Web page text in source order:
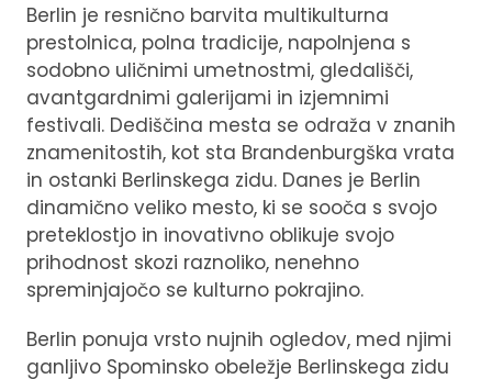
Berlin je resnično barvita multikulturna
prestolnica, polna tradicije, napolnjena s
sodobno uličnimi umetnostmi, gledališči,
avantgardnimi galerijami in izjemnimi
festivali. Dediščina mesta se odraža v znanih
znamenitostih, kot sta Brandenburgška vrata
in ostanki Berlinskega zidu. Danes je Berlin
dinamično veliko mesto, ki se sooča s svojo
preteklostjo in inovativno oblikuje svojo
prihodnost skozi raznoliko, nenehno
spreminjajočo se kulturno pokrajino.
Berlin ponuja vrsto nujnih ogledov, med njimi
ganljivo Spominsko obeležje Berlinskega zidu